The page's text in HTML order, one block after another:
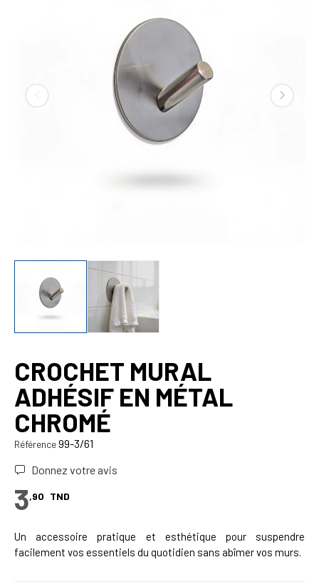
CROCHET MURAL
ADHÉSIF EN MÉTAL
CHROMÉ
Référence99-3/61
Donnez votre avis
3,90 TND
Un accessoire pratique et esthétique pour suspendre
facilement vos essentiels du quotidien sans abîmer vos murs.